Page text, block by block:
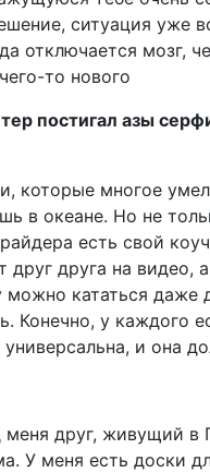
ситуация уже
отключается мозг,
то нового
постигал азы
которые многое
в океане. Но не
есть свой
друга на видео,
кататься даже
у каждого
и она
друг, живущий в
У меня есть доски